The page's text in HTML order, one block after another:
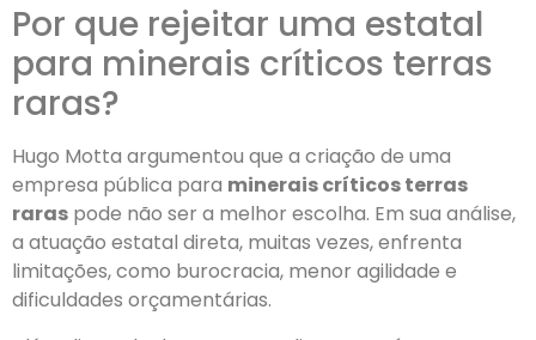
Por que rejeitar uma estatal
para minerais críticos terras
raras?
Hugo Motta argumentou que a criação de uma
empresa pública para minerais críticos terras
raras pode não ser a melhor escolha. Em sua análise,
a atuação estatal direta, muitas vezes, enfrenta
limitações, como burocracia, menor agilidade e
dificuldades orçamentárias.